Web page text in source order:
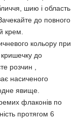
шию і область
до повного
крем.
кольору при
кришечку до
розчин ,
насиченого
явище.
флаконів по
протягом 6